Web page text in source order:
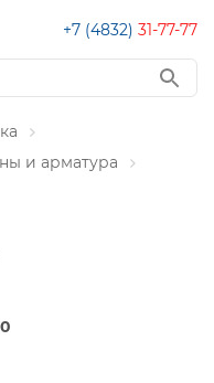
+7 (4832) 31-77-77
и арматура